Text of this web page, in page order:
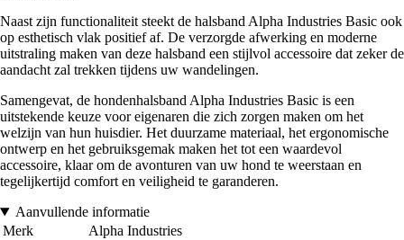
Naast zijn functionaliteit steekt de halsband Alpha Industries Basic ook
op esthetisch vlak positief af. De verzorgde afwerking en moderne
uitstraling maken van deze halsband een stijlvol accessoire dat zeker de
aandacht zal trekken tijdens uw wandelingen.
Samengevat, de hondenhalsband Alpha Industries Basic is een
uitstekende keuze voor eigenaren die zich zorgen maken om het
welzijn van hun huisdier. Het duurzame materiaal, het ergonomische
ontwerp en het gebruiksgemak maken het tot een waardevol
accessoire, klaar om de avonturen van uw hond te weerstaan en
tegelijkertijd comfort en veiligheid te garanderen.
Aanvullende informatie
Merk
Alpha Industries